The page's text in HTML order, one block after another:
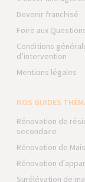
Devenir franchisé
Foire aux
Conditions
d’intervention
Mentions légales
NOS GUIDES
Rénovation de
secondaire
Rénovation de
Rénovation
Surélévation de